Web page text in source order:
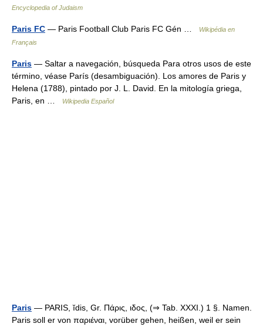
Encyclopedia of Judaism
Paris FC — Paris Football Club Paris FC Gén …
Wikipédia en
Français
Paris — Saltar a navegación, búsqueda Para otros usos de este
término, véase París (desambiguación). Los amores de Paris y
Helena (1788), pintado por J. L. David. En la mitología griega,
Paris, en …
Wikipedia Español
Paris — PARIS, ĭdis, Gr. Πάρις, ιδος, (⇒ Tab. XXXI.) 1 §. Namen.
Paris soll er von παριέναι, vorüber gehen, heißen, weil er sein